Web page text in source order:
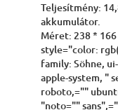
Teljesítmény:
akkumulátor.
Méret: 238 *
style="color:
family: Söhne,
apple-system, "
roboto,=""
"noto=""